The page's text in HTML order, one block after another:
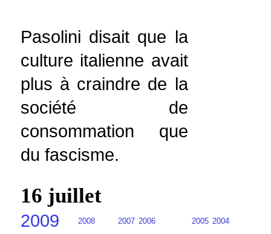
Pasolini disait que la
culture italienne avait
plus à craindre de la
société de
consommation que
du fascisme.
16 juillet
2009 2008 2007 2006 2005 2004